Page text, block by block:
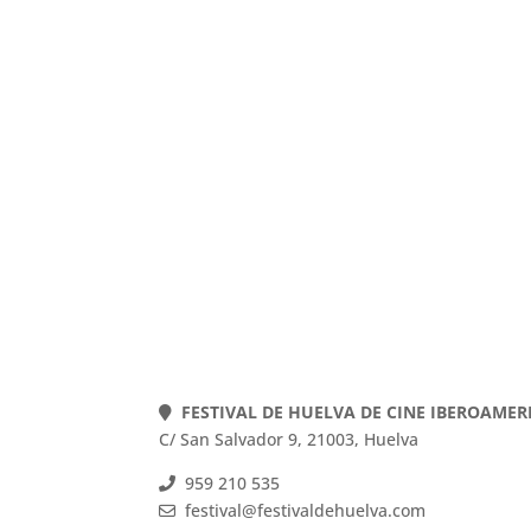
FESTIVAL DE HUELVA DE CINE
C/ San Salvador 9, 21003, Huelva
959 210 535
festival@festivaldehuelva.com